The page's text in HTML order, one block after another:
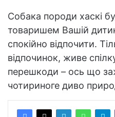
Собака породи хаскі
товаришем Вашій
спокійно відпочити.
відпочинок, живе
перешкоди – ось що
чотириноге диво